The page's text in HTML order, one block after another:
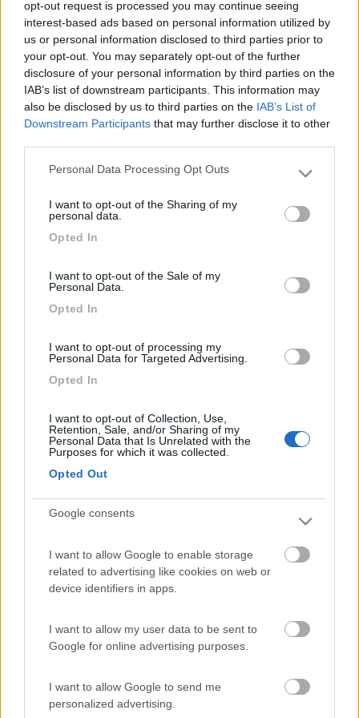
opt-out request is processed you may continue seeing
interest-based ads based on personal information utilized by
us or personal information disclosed to third parties prior to
your opt-out. You may separately opt-out of the further
disclosure of your personal information by third parties on the
IAB’s list of downstream participants. This information may
also be disclosed by us to third parties on the IAB’s List of
Downstream Participants that may further disclose it to other
Please note that this website/app uses one or more Google
not limited to your visit or usage behaviour. You may click to
use your data for below specified purposes in below Google
Personal Data Processing Opt Outs
I want to opt-out of the Sharing of my
personal data.
Opted In
I want to opt-out of the Sale of my
Personal Data.
Opted In
I want to opt-out of processing my
Personal Data for Targeted Advertising.
Opted In
I want to opt-out of Collection, Use,
Retention, Sale, and/or Sharing of my
Personal Data that Is Unrelated with the
Purposes for which it was collected.
Opted Out
Google consents
I want to allow Google to enable storage
related to advertising like cookies on web or
device identifiers in apps.
I want to allow my user data to be sent to
Google for online advertising purposes.
I want to allow Google to send me
personalized advertising.
facilitare le manovre in retromarcia. IPOTESI 1: avrei pensato ad
una microcamera senza fili, collegata al fanale della retromarcia
(in modo che si attivi solo in quell'occasione) e ad un monitor
(da posizionare in cabina) tramite RF. IPOTESI 2: la
microcamera potrebbe essere sempre attiva (a motore acceso)
in modo da migliorare la visibilità posteriore anche in movimento
(ma, vista la presenza di una grande finestra posteriore e
l'angolazione che andrebbe data alla microcamera, non so se
può essere ok). CONSIDERAZIONE COMUNE: la microcamera,
essere montata anche internamente. DUBBI: solitamente le
batterie a 9V, ma ovviamente la pila finirebbe molto presto e
fanale della retromarcia, ma in entrambi i casi credo ci siano
> Per la tensione non ti preoccupare, sono in commercio dei
stagna (ma comunque non è importante). La cosa importante è
verificare se col buio la telecamera trasmette bene. Io per
provare ho preso una telecamera dai "Cinesi" ed aveva anche i
cIAO pIZZO[:D]
Freetiger
-
Giust'appunto ... qual'e' il minimo angolo che deve avere?
alefavre
-
alle: 13:23:35
noiatri5
Inserito il29/03/2006 alle:20:34:17
La mia esperienza a puoi trovare sulla rubrica fai da te!